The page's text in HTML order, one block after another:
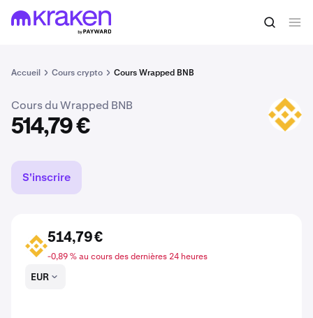
Accueil Cours crypto Cours Wrapped BNB
514,79 € Acheter du WBNB
Cours du Wrapped BNB
514,79 €
WBNB
S'inscrire
WBNB
514,79 €
-0,89 % au cours des dernières 24 heures
EUR